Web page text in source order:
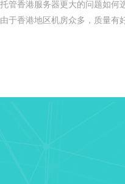
托管香港服务器更大的问题如何
由于香港地区机房众多，质量有